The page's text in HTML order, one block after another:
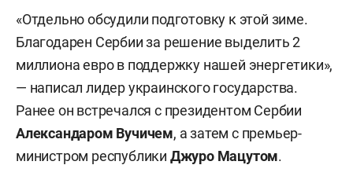
«Отдельно обсудили подготовку к этой зиме.
Благодарен Сербии за решение выделить 2
миллиона евро в поддержку нашей энергетики»,
— написал лидер украинского государства.
Ранее он встречался с президентом Сербии
Александаром Вучичем, а затем с премьер-
министром республики Джуро Мацутом.